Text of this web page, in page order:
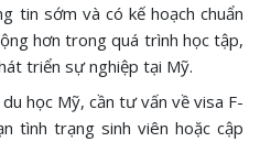
tin sớm và có kế hoạch chuẩn
hơn trong quá trình học tập,
triển sự nghiệp tại Mỹ.
học Mỹ, cần tư vấn về visa F-
tình trạng sinh viên hoặc cập